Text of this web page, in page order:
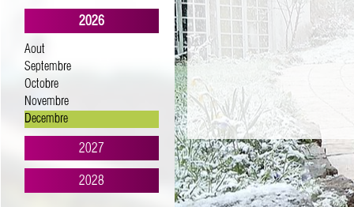
2026
Aout
Septembre
Octobre
Novembre
Decembre
2027
2028